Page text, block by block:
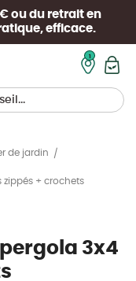
ou du retrait en
efficace.
de jardin
zippés + crochets
3x4